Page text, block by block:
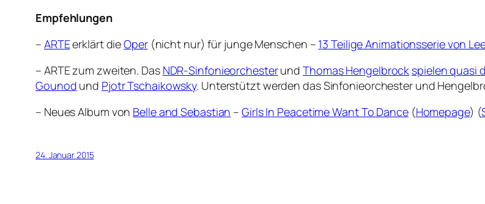
Empfehlungen
– ARTEerklärt dieOper(nicht nur) für junge Menschen – 13 Teilige Animationsserie von
– ARTE zum zweiten. Das NDR-SinfonieorchesterundThomas Hengelbrock spielen quasi
Gounod und Pjotr Tschaikowsky. Unterstützt werden das Sinfonieorchester und
– Neues Album von Belle and Sebastian –Girls In Peacetime Want To Dance(Homepage) (
24. Januar 2015